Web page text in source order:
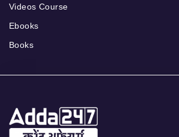
Videos Course
Ebooks
Books